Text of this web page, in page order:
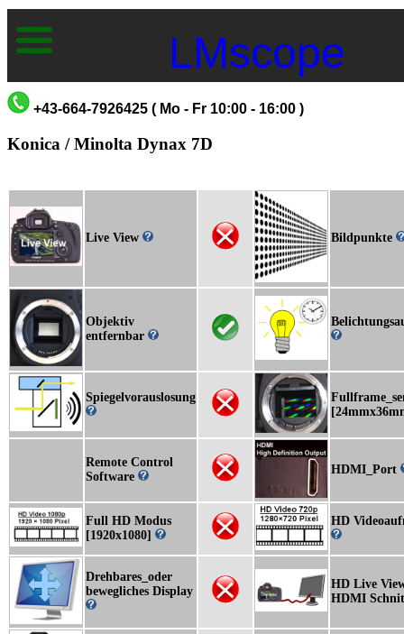
LMscope
+43-664-7926425 ( Mo - Fr 10:00 - 16:00 )
Konica / Minolta Dynax 7D
Live View Bildpunkte
Objektiv
entfernbar
Spiegelvorauslosung
Remote Control
Software
HDMI_Port
Full HD Modus
[1920x1080]
HD
Drehbares_oder
bewegliches Display
HD Live
HDMI